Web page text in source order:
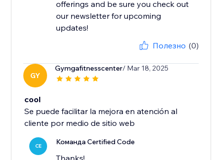
offerings and be sure you check out
our newsletter for upcoming
updates!
Полезно (0)
GY
Gymgafitnesscenter/ Mar 18, 2025
cool
Se puede facilitar la mejora en atención al
cliente por medio de sitio web
CE Команда Certified Code